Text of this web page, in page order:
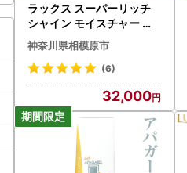
ラックス スーパーリッチ
シャイン モイスチャー 保
湿シャンプー つめかえ用 2
80g 18個 ※離島への配送
不可
神奈川県相模原市
(6)
32,000